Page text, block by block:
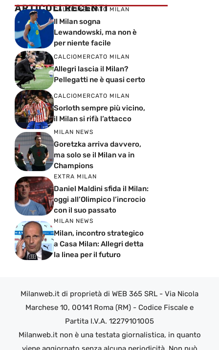
ARTICOLI RECENTI
CALCIOMERCATO MILAN
Il Milan sogna
Lewandowski, ma non è
per niente facile
CALCIOMERCATO MILAN
Allegri lascia il Milan?
Pellegatti ne è quasi certo
CALCIOMERCATO MILAN
Sorloth sempre più vicino,
il Milan si rifà l’attacco
MILAN NEWS
Goretzka arriva davvero,
ma solo se il Milan va in
Champions
EXTRA MILAN
Daniel Maldini sfida il Milan:
oggi all’Olimpico l’incrocio
con il suo passato
MILAN NEWS
Milan, incontro strategico
a Casa Milan: Allegri detta
la linea per il futuro
Milanweb.it di proprietà di WEB 365 SRL - Via Nicola
Marchese 10, 00141 Roma (RM) - Codice Fiscale e
Partita I.V.A. 12279101005
Milanweb.it non è una testata giornalistica, in quanto